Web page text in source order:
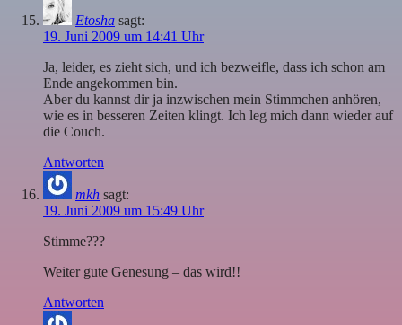
Etosha sagt:
19. Juni 2009 um 14:41 Uhr
Ja, leider, es zieht sich, und ich bezweifle, dass ich schon am
Ende angekommen bin.
Aber du kannst dir ja inzwischen mein Stimmchen anhören,
wie es in besseren Zeiten klingt. Ich leg mich dann wieder auf
die Couch.
Antworten
mkh sagt:
19. Juni 2009 um 15:49 Uhr
Stimme???
Weiter gute Genesung – das wird!!
Antworten